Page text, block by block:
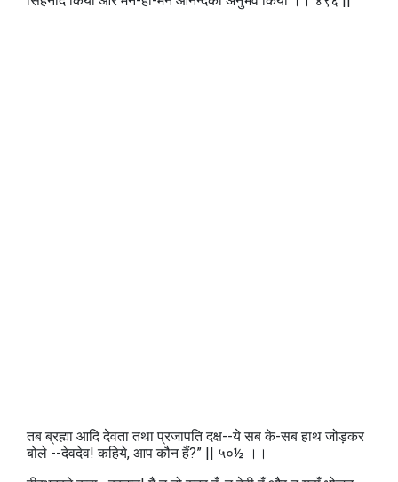
तब ब्रह्मा आदि देवता तथा प्रजापति दक्ष--ये सब के-सब हाथ जोड़कर
बोले --देवदेव! कहिये, आप कौन हैं?” || ५०½ ।।